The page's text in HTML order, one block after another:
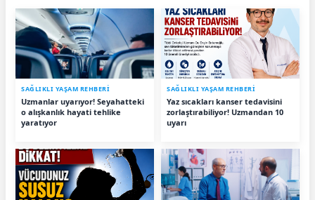
SAĞLIKLI YAŞAM REHBERİ
Uzmanlar uyarıyor! Seyahatteki
o alışkanlık hayati tehlike
yaratıyor
SAĞLIKLI YAŞAM REHBERİ
Yaz sıcakları kanser tedavisini
zorlaştırabiliyor! Uzmandan 10
uyarı